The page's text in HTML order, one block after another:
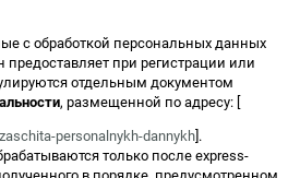
с обработкой персональных данных
предоставляет при регистрации или
отдельным документом
, размещенной по адресу: [
personalnykh-dannykh ].
только после express-